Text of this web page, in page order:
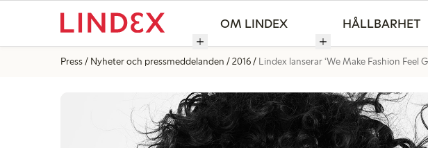
OM LINDEX HÅLLBARHET
Press Nyheter och pressmeddelanden 2016 Lindex lanserar ‘We Make Fashion Feel